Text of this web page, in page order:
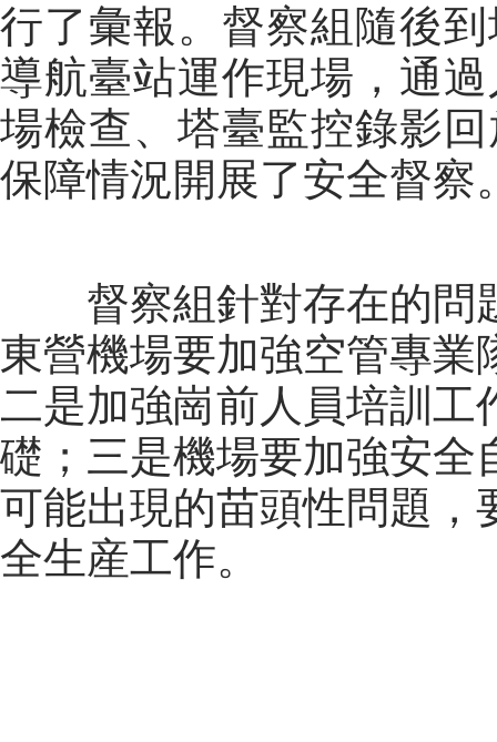
行了彙報。督察組隨後
導航臺站運作現場，通
場檢查、塔臺監控錄影
保障情況開展了安全督察
督察組針對存在的問
東營機場要加強空管專業
二是加強崗前人員培訓工
礎；三是機場要加強安全
可能出現的苗頭性問題，
全生産工作。